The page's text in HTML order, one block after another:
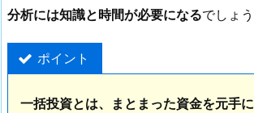
分析には知識と時間が必要になるでしょう
ポイント
一括投資とは、まとまった資金を元手